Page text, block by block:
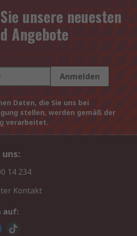
unsere neuesten
Angebote
Anmelden
Daten, die Sie uns bei
stellen, werden gemäß der
verarbeitet.
14 234
Kontakt
auf: